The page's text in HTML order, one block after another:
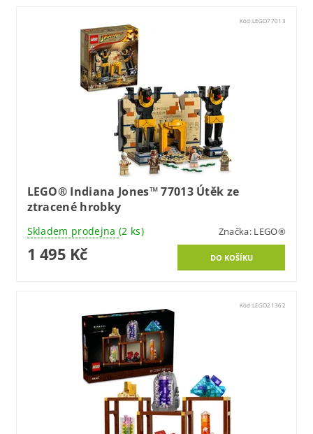
Kód:LEGO77013
LEGO® Indiana Jones™ 77013 Útěk ze
ztracené hrobky
Skladem prodejna (2 ks) Značka: LEGO®
1 495 Kč
Kód:LEGO21362